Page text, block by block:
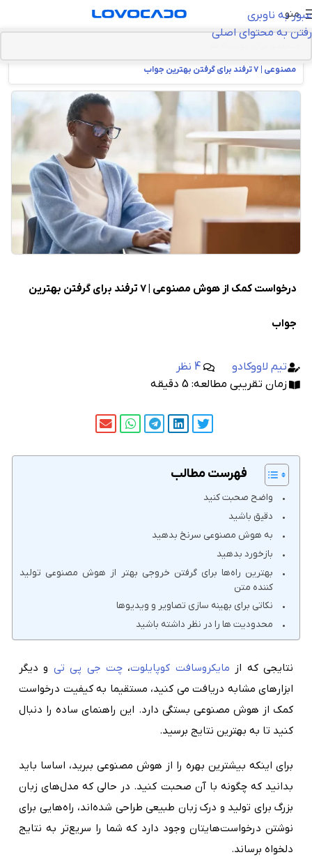
عبور به ناوبری
رفتن به محتوای اصلی
منو
مصنوعی | ۷ ترفند برای گرفتن بهترین جواب
درخواست کمک از هوش مصنوعی | ۷ ترفند برای گرفتن بهترین
جواب
تیم لاووکادو
4 نظر
زمان تقریبی مطالعه: 5 دقیقه
فهرست مطالب
واضح صحبت کنید
دقیق باشید
به هوش مصنوعی سرنخ بدهید
بازخورد بدهید
بهترین راه‌ها برای گرفتن خروجی بهتر از هوش مصنوعی تولید
کننده متن
نکاتی برای بهینه سازی تصاویر و ویدیوها
محدودیت ها را در نظر داشته باشید
نتایجی که از مایکروسافت کوپایلوت، چت جی پی تی و دیگر
ابزارهای مشابه دریافت می کنید، مستقیما به کیفیت درخواست
کمک از هوش مصنوعی بستگی دارد. این راهنمای ساده را دنبال
کنید تا به بهترین نتایج برسید.
برای اینکه بیشترین بهره را از هوش مصنوعی ببرید، اساسا باید
بدانید که چگونه با آن صحبت کنید. در حالی که مدل‌های زبان
بزرگ برای تولید و درک زبان طبیعی طراحی شده‌اند، راه‌هایی برای
نوشتن درخواست‌هایتان وجود دارد که شما را سریع‌تر به نتایج
دلخواه برساند.